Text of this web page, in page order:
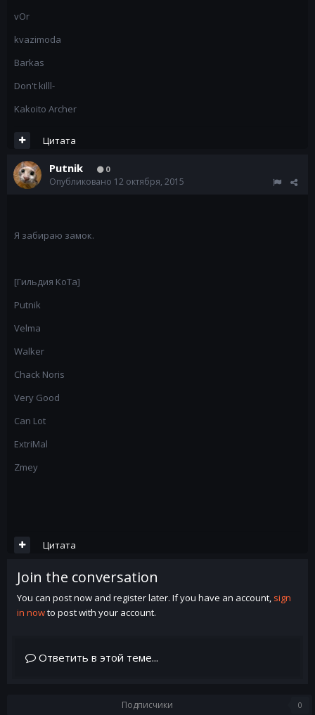
vOr
kvazimoda
Barkas
Don't killl-
Kakoito Archer
Цитата
Putnik 0
Опубликовано 12 октября, 2015
Я забираю замок.
[Гильдия KoTa]
Putnik
Velma
Walker
Chack Noris
Very Good
Can Lot
ExtriMal
Zmey
Цитата
Join the conversation
You can post now and register later. If you have an account, sign
in nowto post with your account.
Ответить в этой теме...
Подписчики 0